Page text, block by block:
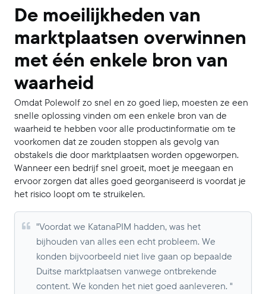
De moeilijkheden van
marktplaatsen overwinnen
met één enkele bron van
waarheid
Omdat Polewolf zo snel en zo goed liep, moesten ze een
snelle oplossing vinden om een enkele bron van de
waarheid te hebben voor alle productinformatie om te
voorkomen dat ze zouden stoppen als gevolg van
obstakels die door marktplaatsen worden opgeworpen.
Wanneer een bedrijf snel groeit, moet je meegaan en
ervoor zorgen dat alles goed georganiseerd is voordat je
het risico loopt om te struikelen.
"Voordat we KatanaPIM hadden, was het
bijhouden van alles een echt probleem. We
konden bijvoorbeeld niet live gaan op bepaalde
Duitse marktplaatsen vanwege ontbrekende
content. We konden het niet goed aanleveren. "